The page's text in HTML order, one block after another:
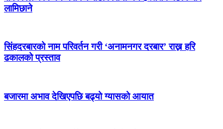
लामिछाने
सिंहदरबारको नाम परिवर्तन गरी ‘अनामनगर दरबार’ राख्न हरि
ढकालको प्रस्ताव
बजारमा अभाव देखिएपछि बढ्यो ग्यासको आयात